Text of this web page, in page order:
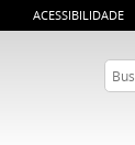
ACESSIBILIDADE